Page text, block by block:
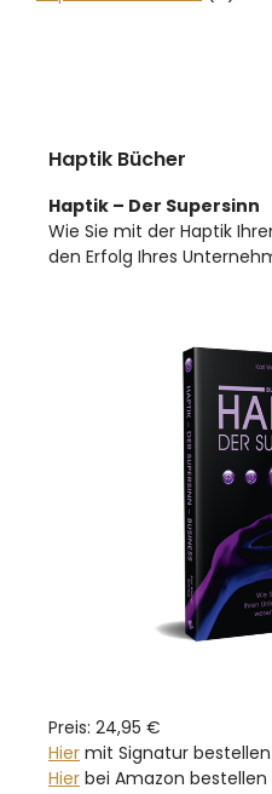
Haptik Bücher
Haptik – Der Supersinn
Wie Sie mit der Haptik
den Erfolg Ihres
Preis: 24,95 €
Hier mit Signatur bestellen
Hier bei Amazon bestellen